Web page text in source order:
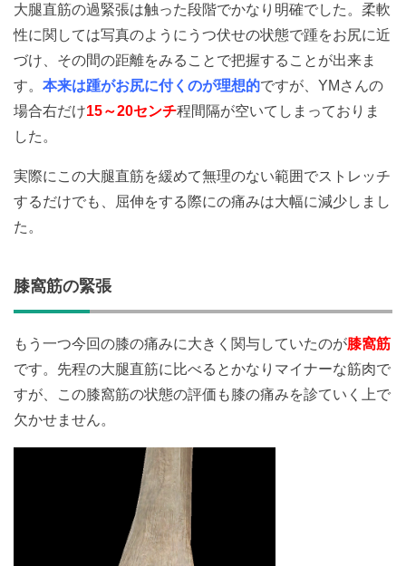
大腿直筋の過緊張は触った段階でかなり明確でした。柔軟
性に関しては写真のようにうつ伏せの状態で踵をお尻に近
づけ、その間の距離をみることで把握することが出来ま
す。 本来は踵がお尻に付くのが理想的ですが、YMさんの
場合右だけ15～20センチ程間隔が空いてしまっておりま
した。
実際にこの大腿直筋を緩めて無理のない範囲でストレッチ
するだけでも、屈伸をする際にの痛みは大幅に減少しまし
た。
膝窩筋の緊張
もう一つ今回の膝の痛みに大きく関与していたのが膝窩筋
です。先程の大腿直筋に比べるとかなりマイナーな筋肉で
すが、この膝窩筋の状態の評価も膝の痛みを診ていく上で
欠かせません。